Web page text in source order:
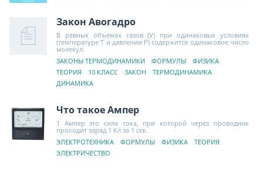
Закон Авогадро
В равных объемах газов (V) при одинаковых условиях
(температуре Т и давлении Р) содержится одинаковое число
молекул.
ЗАКОНЫ ТЕРМОДИНАМИКИ
ФОРМУЛЫ
ФИЗИКА
ТЕОРИЯ
10 КЛАСС ЗАКОН
ТЕРМОДИНАМИКА
ДИНАМИКА
Что такое Ампер
1 Ампер это сила тока, при которой через проводник
проходит заряд 1 Кл за 1 сек.
ЭЛЕКТРОТЕХНИКА
ФОРМУЛЫ ФИЗИКА
ТЕОРИЯ
ЭЛЕКТРИЧЕСТВО